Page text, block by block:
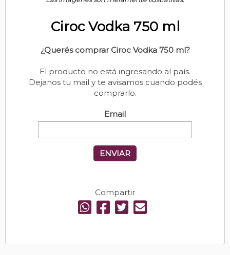
Ciroc Vodka 750 ml
¿Querés comprar Ciroc Vodka 750 ml?
El producto no está ingresando al país.
Dejanos tu mail y te avisamos cuando podés
comprarlo.
Email
ENVIAR
Compartir